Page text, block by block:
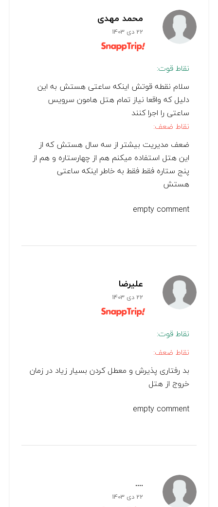
محمد مهدی
22 دی 1403
نقاط قوت:
سلام نقطه قوتش اینکه ساعتی هستش به این
دلیل که واقعا نیاز تمام هتل هامون سرویس
ساعتی را اجرا کنند
نقاط ضعف:
ضعف مدیریت بیشتر از سه سال هستش که از
این هتل استفاده میکنم هم از چهارستاره و هم از
پنج ستاره فقط فقط به خاطر اینکه ساعتی
هستش
empty comment
علیرضا
22 دی 1403
نقاط قوت:
نقاط ضعف:
بد رفتاری پذیرش و معطل کردن بسیار زیاد در زمان
خروج از هتل
empty comment
....
22 دی 1403